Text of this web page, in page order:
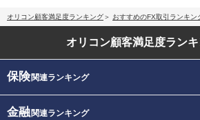
オリコン顧客満足度ランキング おすすめのFX取引ランキン
オリコン顧客満足度ラン
保険関連ランキング
金融関連ランキング